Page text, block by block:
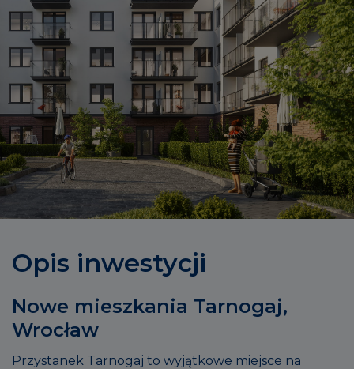
Opis inwestycji
Nowe mieszkania Tarnogaj,
Wrocław
Przystanek Tarnogaj to wyjątkowe miejsce na